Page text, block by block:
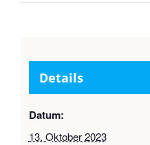
Details
Datum:
13. Oktober 2023